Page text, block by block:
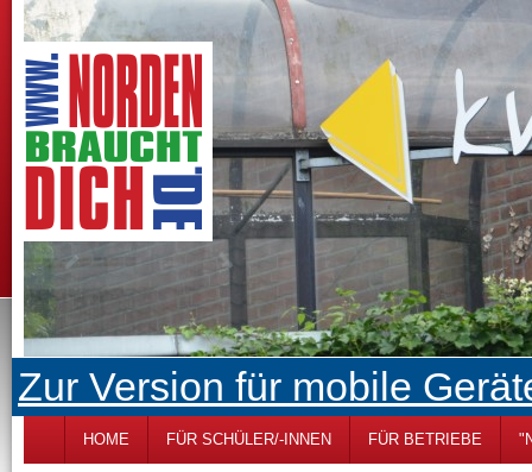
Zur Version für mobile
HOME FÜR SCHÜLER/-INNEN FÜR BETRIEBE